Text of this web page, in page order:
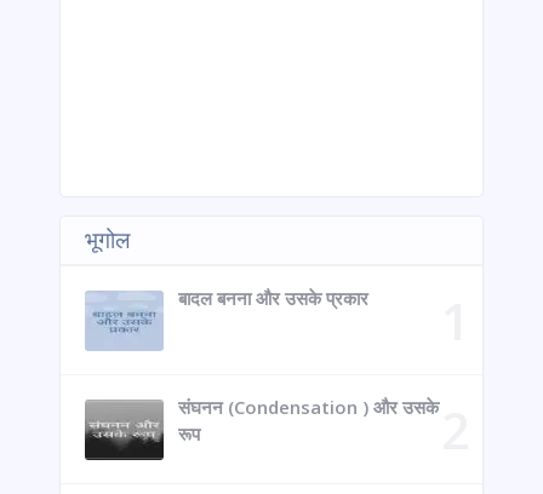
भूगोल
बादल बनना और उसके प्रकार
संघनन (Condensation ) और उसके
रूप